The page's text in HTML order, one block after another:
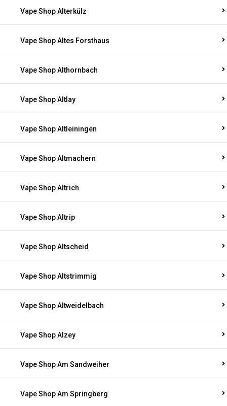
Vape Shop Alterkülz
Vape Shop Altes Forsthaus
Vape Shop Althornbach
Vape Shop Altlay
Vape Shop Altleiningen
Vape Shop Altmachern
Vape Shop Altrich
Vape Shop Altrip
Vape Shop Altscheid
Vape Shop Altstrimmig
Vape Shop Altweidelbach
Vape Shop Alzey
Vape Shop Am Sandweiher
Vape Shop Am Springberg